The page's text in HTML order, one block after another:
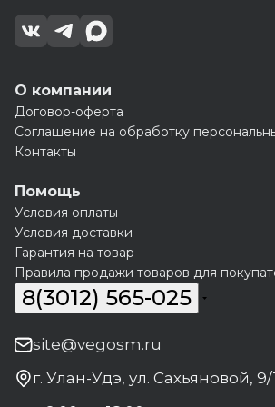
О компании
Договор-оферта
Соглашение на обработку
Контакты
Помощь
Условия оплаты
Условия доставки
Гарантия на товар
Правила продажи товаров для
8(3012) 565-025
site@vegosm.ru
г. Улан-Удэ, ул. Сахьяновой, 9/